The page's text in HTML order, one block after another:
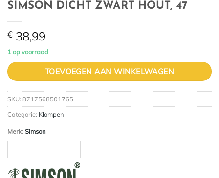
SIMSON DICHT ZWART HOUT, 47
€ 38,99
1 op voorraad
TOEVOEGEN AAN WINKELWAGEN
SKU: 8717568501765
Categorie: Klompen
Merk:Simson